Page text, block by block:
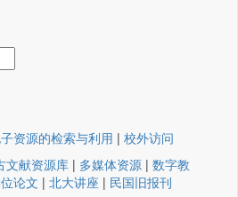
资源的检索与利用 | 校外访问
文献资源库 | 多媒体资源 | 数字教
论文 | 北大讲座 | 民国旧报刊